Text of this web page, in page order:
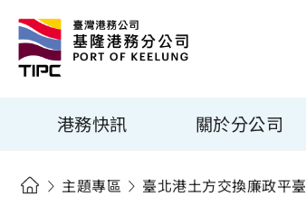
港務快訊 關於分公司
主題專區 臺北港土方交換廉政平臺